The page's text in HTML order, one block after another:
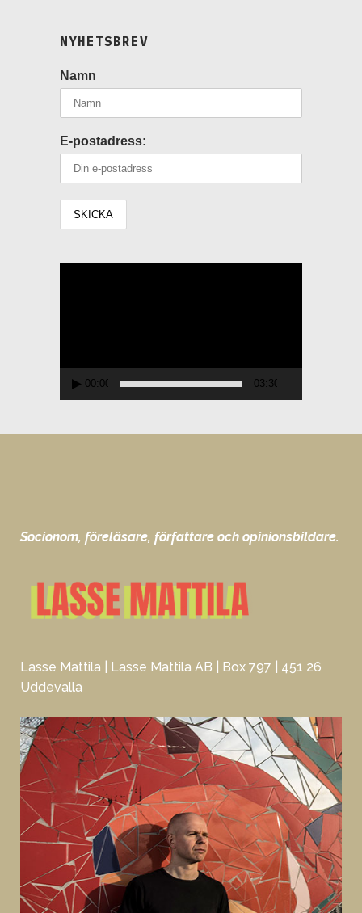
NYHETSBREV
Namn
E-postadress:
00:00 03:30
Socionom, föreläsare, författare och opinionsbildare.
Lasse Mattila | Lasse Mattila AB | Box 797 | 451 26
Uddevalla